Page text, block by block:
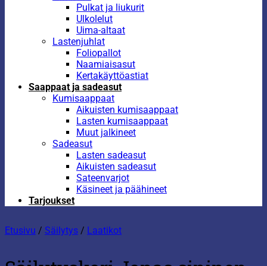
Pulkat ja liukurit
Ulkolelut
Uima-altaat
Lastenjuhlat
Foliopallot
Naamiaisasut
Kertakäyttöastiat
Saappaat ja sadeasut
Kumisaappaat
Aikuisten kumisaappaat
Lasten kumisaappaat
Muut jalkineet
Sadeasut
Lasten sadeasut
Aikuisten sadeasut
Sateenvarjot
Käsineet ja päähineet
Tarjoukset
Etusivu / Säilytys / Laatikot